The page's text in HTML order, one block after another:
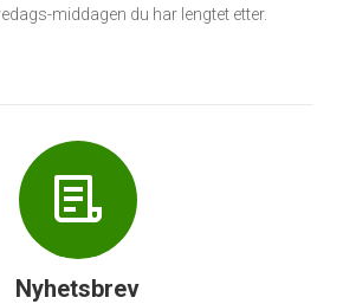
middagen du har lengtet etter.
Nyhetsbrev